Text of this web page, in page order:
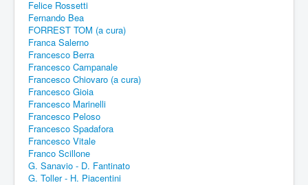
Felice Rossetti
Fernando Bea
FORREST TOM (a cura)
Franca Salerno
Francesco Berra
Francesco Campanale
Francesco Chiovaro (a cura)
Francesco Gioia
Francesco Marinelli
Francesco Peloso
Francesco Spadafora
Francesco Vitale
Franco Scillone
G. Sanavio - D. Fantinato
G. Toller - H. Piacentini